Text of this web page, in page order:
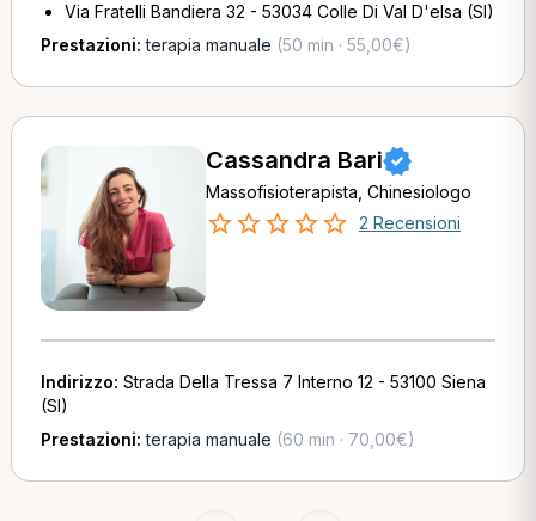
Via Fratelli Bandiera 32 - 53034 Colle Di Val D'elsa (SI)
Prestazioni:terapia manuale (50 min · 55,00€)
Cassandra Bari
Massofisioterapista, Chinesiologo
2 Recensioni
Indirizzo: Strada Della Tressa 7 Interno 12 - 53100 Siena
(SI)
Prestazioni:terapia manuale (60 min · 70,00€)